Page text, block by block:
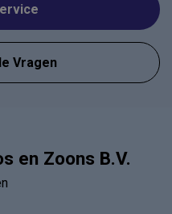
Vragen
en Zoons B.V.